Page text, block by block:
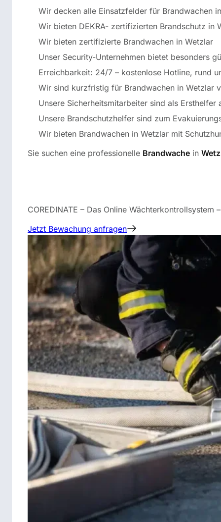
Wir decken alle Einsatzfelder für Brandwachen
Wir bieten DEKRA- zertifizierten Brandschutz in
Wir bieten zertifizierte Brandwachen in Wetzlar
Unser Security-Unternehmen bietet besonders
Erreichbarkeit: 24/7 – kostenlose Hotline, rund
Wir sind kurzfristig für Brandwachen in Wetzlar
Unsere Sicherheitsmitarbeiter sind als Ersthelfer
Unsere Brandschutzhelfer sind zum
Wir bieten Brandwachen in Wetzlar mit
Sie suchen eine professionelle Brandwache in
COREDINATE – Das Online
Jetzt Bewachung anfragen